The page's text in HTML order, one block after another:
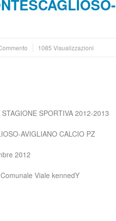
1085 Visualizzazioni
SPORTIVA 2012-2013
CALCIO PZ
Viale kennedY